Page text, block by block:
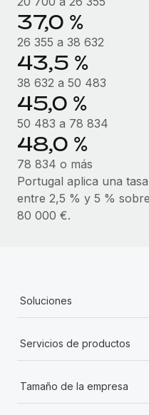
37,0 %
26 355 a 38 632
43,5 %
38 632 a 50 483
45,0 %
50 483 a 78 834
48,0 %
78 834 o más
Portugal aplica una
entre 2,5 % y 5 %
80 000 €.
Soluciones
Servicios de productos
Tamaño de la empresa